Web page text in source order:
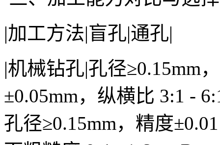
|加工方法|盲孔|通孔|
|机械钻孔|孔径≥0.15mm
±0.05mm，纵横比 3:1 -
孔径≥0.15mm，精度